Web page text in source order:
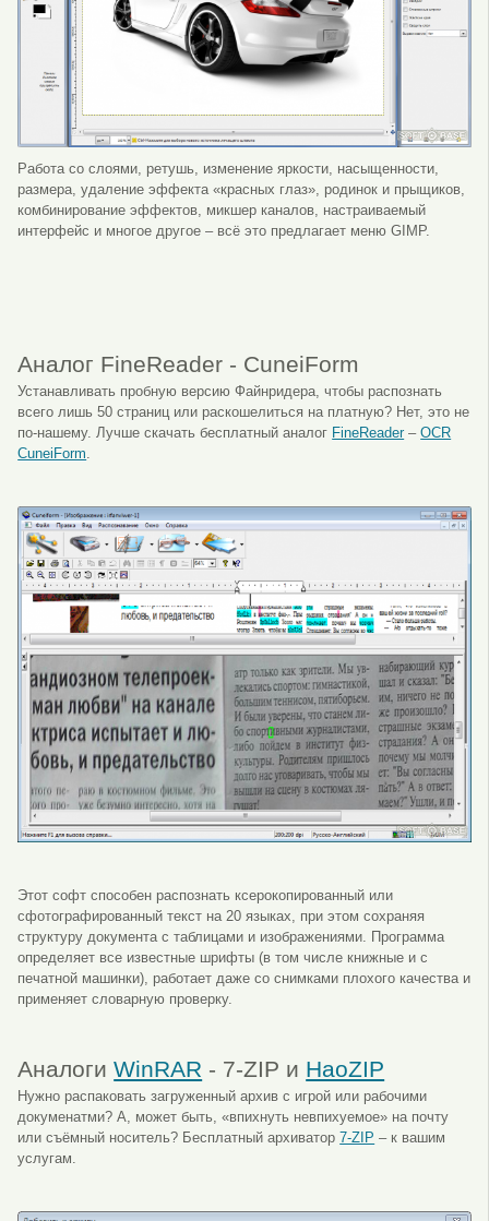
Работа со слоями, ретушь, изменение яркости, насыщенности,
размера, удаление эффекта «красных глаз», родинок и прыщиков,
комбинирование эффектов, микшер каналов, настраиваемый
интерфейс и многое другое – всё это предлагает меню GIMP.
Аналог FineReader - CuneiForm
Устанавливать пробную версию Файнридера, чтобы распознать
всего лишь 50 страниц или раскошелиться на платную? Нет, это не
по-нашему. Лучше скачать бесплатный аналог FineReader–OCR
CuneiForm
Этот софт способен распознать ксерокопированный или
сфотографированный текст на 20 языках, при этом сохраняя
структуру документа с таблицами и изображениями. Программа
определяет все известные шрифты (в том числе книжные и с
печатной машинки), работает даже со снимками плохого качества и
применяет словарную проверку.
АналогиWinRAR - 7-ZIP и HaoZIP
Нужно распаковать загруженный архив с игрой или рабочими
докуменатми? А, может быть, «впихнуть невпихуемое» на почту
или съёмный носитель? Бесплатный архиватор7-ZIP – к вашим
услугам.